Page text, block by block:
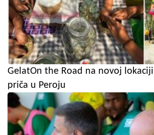
GelatOn the Road na novoj
priča u Peroju